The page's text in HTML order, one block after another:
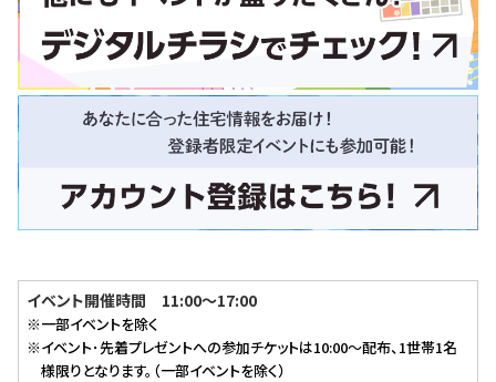
イベント開催時間 11:00～17:00
※一部イベントを除く
※イベント･先着プレゼントへの参加チケットは10:00～配布、1世帯1名
様限りとなります。（一部イベントを除く）